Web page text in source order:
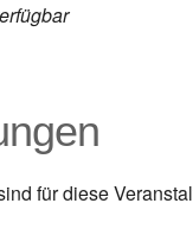
für diese